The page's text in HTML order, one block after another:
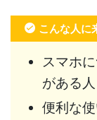
こんな人に
スマホ
がある人
便利な